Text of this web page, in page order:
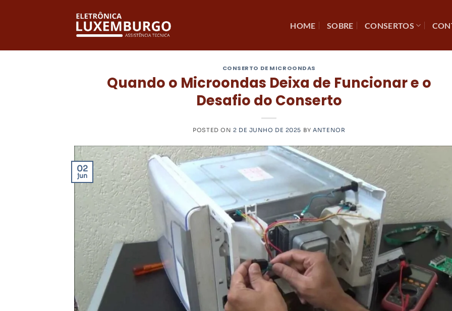
HOME SOBRE CONSERTOS
CONSERTO DE MICROONDAS
Quando o Microondas Deixa de Funcionar e o
Desafio do Conserto
POSTED ON 2 DE JUNHO DE 2025 BYANTENOR
02
jun